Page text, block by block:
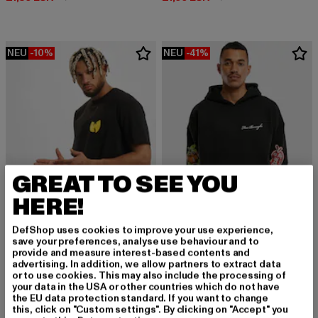
NEU -10%
MISTER TEE UPSCALE
Wu Tang Loves NY Oversize
26,99 EUR
Derzeitiger Preis: 26,99 EUR
29,99 EUR Aktionspreis: 29,99 EUR
NEU -41%
MISTER TEE UPSCALE
NY Homage Oversize
41,29 EUR
Derzeitiger Preis: 41,29 EUR
69,99 EURAktionspreis:
GREAT TO SEE YOU
HERE!
DefShop uses cookies to improve your use experience,
save your preferences, analyse use behaviour and to
provide and measure interest-based contents and
advertising. In addition, we allow partners to extract data
or to use cookies. This may also include the processing of
your data in the USA or other countries which do not have
the EU data protection standard. If you want to change
this, click on "Custom settings". By clicking on "Accept" you